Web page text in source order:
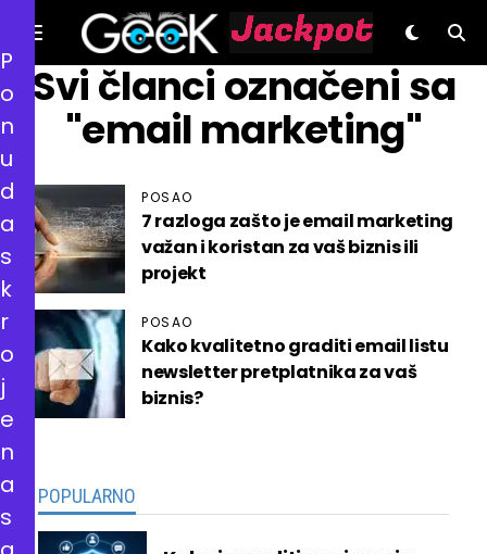
GeeK.hr
Svi članci označeni sa
"email marketing"
POSAO
7 razloga zašto je email marketing
važan i koristan za vaš biznis ili
projekt
POSAO
Kako kvalitetno graditi email listu
newsletter pretplatnika za vaš
biznis?
POPULARNO
P
o
n
u
d
a
s
k
r
o
j
e
n
a
s